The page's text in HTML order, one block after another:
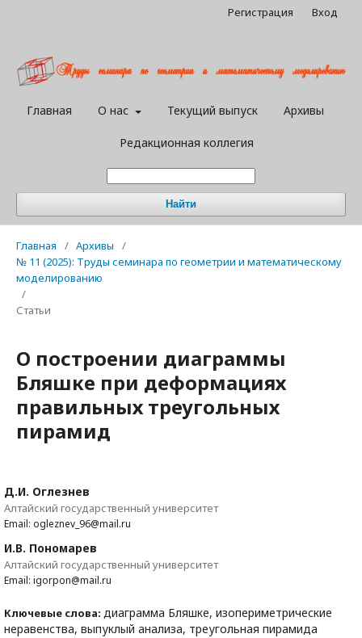
Главная О нас Текущий выпуск Архивы
Редакционная коллегия
Найти
Регистрация Вход
Главная / Архивы
/
№ 11 (2025): Труды семинара по геометрии и математическому
моделированию
/
Статьи
О построении диаграммы
Бляшке при деформациях
правильных треугольных
пирамид
Д.И. Оглезнев
Алтайский государственный университет
Email: ogleznev_96@mail.ru
И.В. Пономарев
Алтайский государственный университет
Email: igorpon@mail.ru
Ключевые слова: диаграмма Бляшке, изопериметрические
неравенства, выпуклый анализа, треугольная пирамида